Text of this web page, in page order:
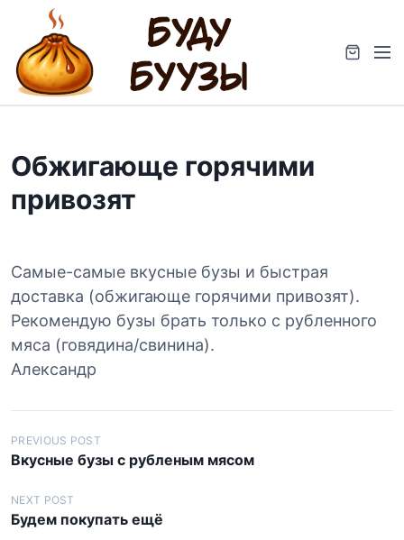
M
Обжигающе горячими
привозят
Самые-самые вкусные бузы и быстрая
доставка (обжигающе горячими привозят).
Рекомендую бузы брать только с рубленного
мяса (говядина/свинина).
Александр
Н
а
в
и
PREVIOUS POST
Вкусные бузы с рубленым мясом
NEXT POST
Будем покупать ещё